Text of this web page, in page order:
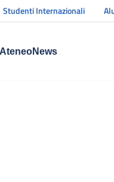
Studenti Internazionali
News